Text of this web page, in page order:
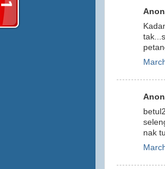
nak